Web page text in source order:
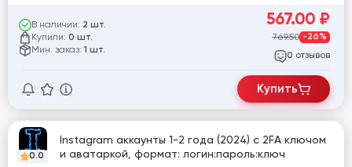
В наличии: 2 шт.
Купили: 0 шт.
Мин. заказ: 1 шт.
567.00 ₽
769.50 -26%
0 отзывов
Купить
0.0
Instagram аккаунты 1-2 года (2024) с 2FA ключом
и аватаркой, формат: логин:пароль:ключ